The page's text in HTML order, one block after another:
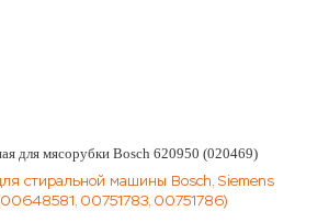
для мясорубки Bosch 620950 (020469)